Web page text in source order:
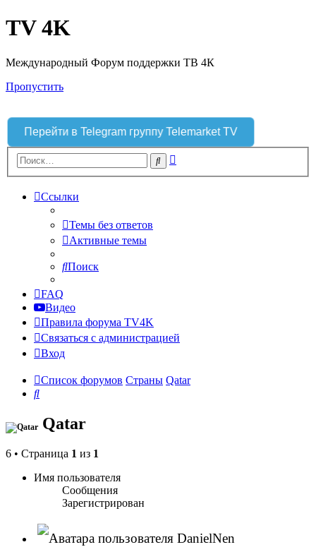
TV 4K
Международный Форум поддержки ТВ 4К
Пропустить
Перейти в Telegram группу Telemarket TV
Поиск
Ссылки
Темы без ответов
Активные темы
Поиск
FAQ
Видео
Правила форума TV4K
Связаться с администрацией
Вход
Список форумов Страны Qatar
Поиск
Qatar
6 • Страница 1 из 1
Имя пользователя
Сообщения
Зарегистрирован
DanielNen